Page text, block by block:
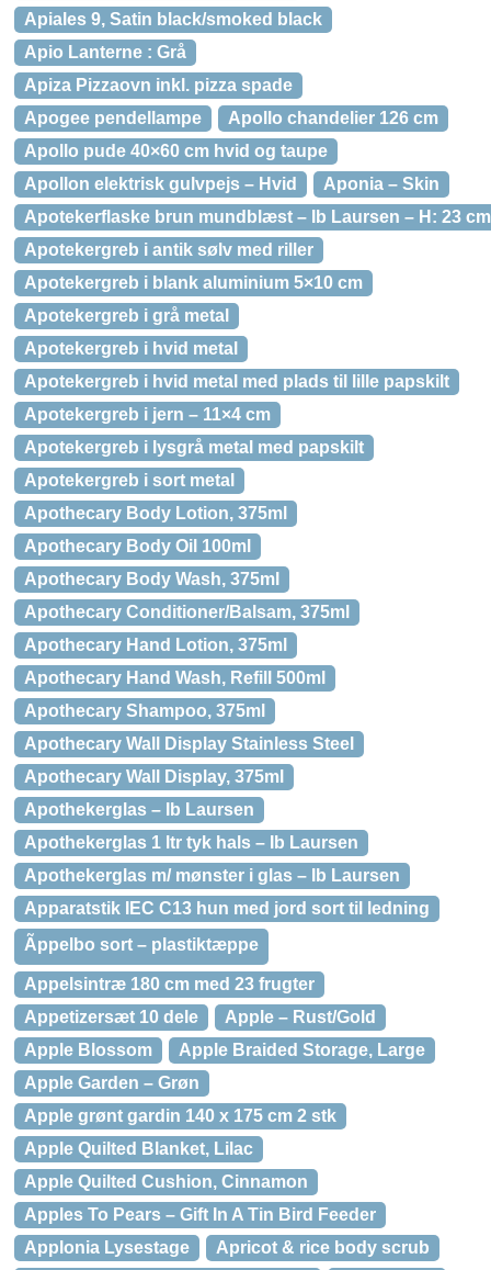
Apiales 9, Satin black/smoked black
Apio Lanterne : Grå
Apiza Pizzaovn inkl. pizza spade
Apogee pendellampe
Apollo chandelier 126 cm
Apollo pude 40×60 cm hvid og taupe
Apollon elektrisk gulvpejs – Hvid
Aponia – Skin
Apotekerflaske brun mundblæst – Ib Laursen – H: 23 cm
Apotekergreb i antik sølv med riller
Apotekergreb i blank aluminium 5×10 cm
Apotekergreb i grå metal
Apotekergreb i hvid metal
Apotekergreb i hvid metal med plads til lille papskilt
Apotekergreb i jern – 11×4 cm
Apotekergreb i lysgrå metal med papskilt
Apotekergreb i sort metal
Apothecary Body Lotion, 375ml
Apothecary Body Oil 100ml
Apothecary Body Wash, 375ml
Apothecary Conditioner/Balsam, 375ml
Apothecary Hand Lotion, 375ml
Apothecary Hand Wash, Refill 500ml
Apothecary Shampoo, 375ml
Apothecary Wall Display Stainless Steel
Apothecary Wall Display, 375ml
Apothekerglas – Ib Laursen
Apothekerglas 1 ltr tyk hals – Ib Laursen
Apothekerglas m/ mønster i glas – Ib Laursen
Apparatstik IEC C13 hun med jord sort til ledning
Ãppelbo sort – plastiktæppe
Appelsintræ 180 cm med 23 frugter
Appetizersæt 10 dele
Apple – Rust/Gold
Apple Blossom
Apple Braided Storage, Large
Apple Garden – Grøn
Apple grønt gardin 140 x 175 cm 2 stk
Apple Quilted Blanket, Lilac
Apple Quilted Cushion, Cinnamon
Apples To Pears – Gift In A Tin Bird Feeder
Applonia Lysestage
Apricot & rice body scrub